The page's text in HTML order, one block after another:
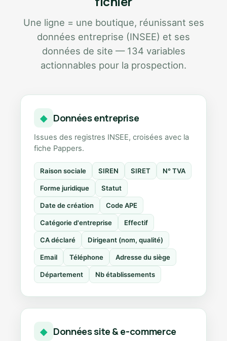
Une ligne = une boutique, réunissant ses
données entreprise (INSEE) et ses
données de site — 134 variables
actionnables pour la prospection.
◆ Données entreprise
Issues des registres INSEE, croisées avec la
fiche Pappers.
Raison sociale SIREN SIRET N° TVA
Forme juridique Statut
Date de création Code APE
Catégorie d'entreprise Effectif
CA déclaré Dirigeant (nom, qualité)
Email Téléphone Adresse du siège
Département Nb établissements
◆ Données site & e-commerce